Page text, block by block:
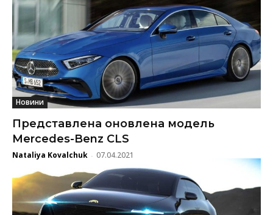
Новини
Представлена оновлена модель
Mercedes-Benz CLS
Nataliya Kovalchuk - 07.04.2021